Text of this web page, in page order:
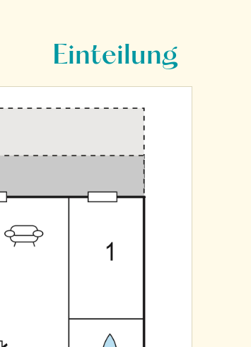
Einteilung